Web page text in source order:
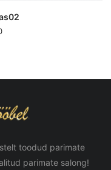
toodud parimate
parimate salong!